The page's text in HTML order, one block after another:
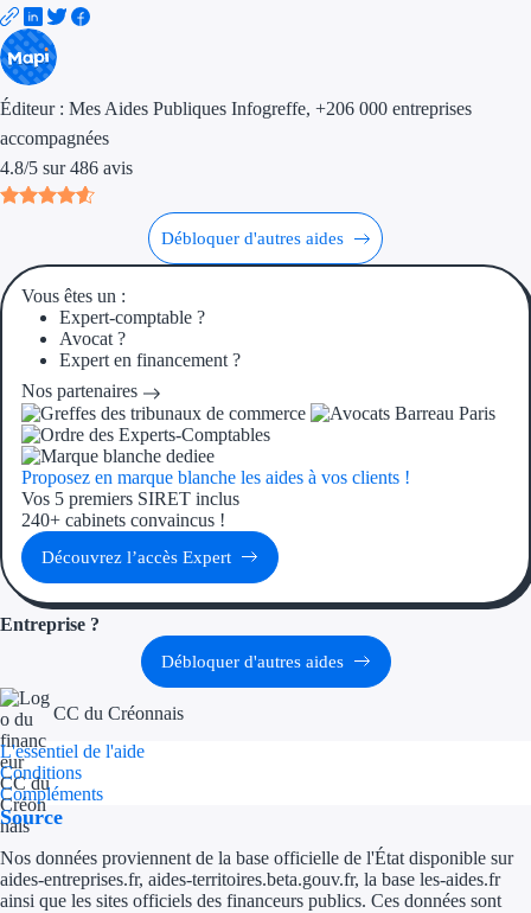
Régions de A à H
Aides Région
Aides Région
Aides Région Île-
Aides Région
Aides Région
Outre-mer
Éditeur : Mes Aides Publiques Infogreffe, +206 000 entreprises
accompagnées
4.8/5 sur 486 avis
Débloquer d'autres aides
Vous êtes un :
Expert-comptable ?
Avocat ?
Expert en financement ?
Nos partenaires
Proposez en marque blanche les aides à vos clients !
Vos 5 premiers SIRET inclus
240+ cabinets convaincus !
Découvrez l’accès Expert
Entreprise ?
Débloquer d'autres aides
CC du Créonnais
L'essentiel de l'aide
Conditions
Compléments
Source
Nos données proviennent de la base officielle de l'État disponible sur
aides-entreprises.fr, aides-territoires.beta.gouv.fr, la base les-aides.fr
ainsi que les sites officiels des financeurs publics. Ces données sont